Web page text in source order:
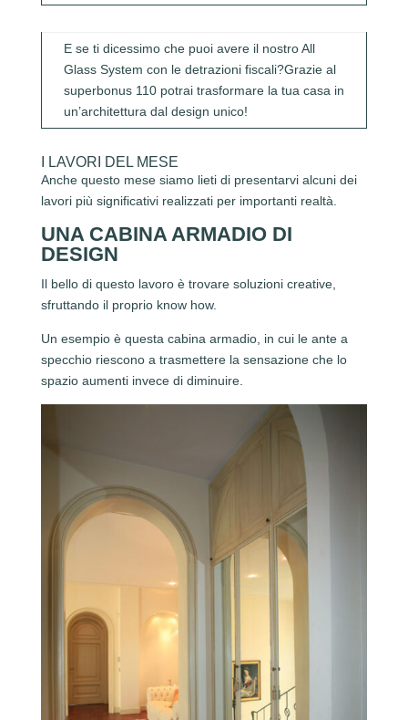
E se ti dicessimo che puoi avere il nostro All
Glass System con le detrazioni fiscali?Grazie al
superbonus 110 potrai trasformare la tua casa in
un’architettura dal design unico!
I LAVORI DEL MESE
Anche questo mese siamo lieti di presentarvi alcuni dei
lavori più significativi realizzati per importanti realtà.
UNA CABINA ARMADIO DI
DESIGN
Il bello di questo lavoro è trovare soluzioni creative,
sfruttando il proprio know how.
Un esempio è questa cabina armadio, in cui le ante a
specchio riescono a trasmettere la sensazione che lo
spazio aumenti invece di diminuire.